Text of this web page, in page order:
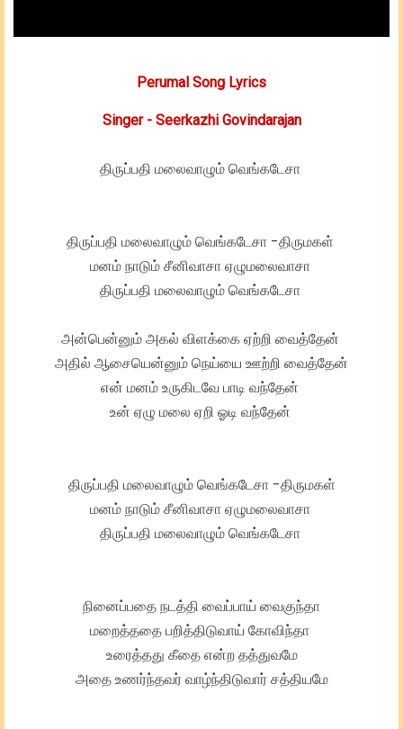
Perumal Song Lyrics
Singer - Seerkazhi Govindarajan
திருப்பதி மலைவாழும் வெங்கடேசா
திருப்பதி மலைவாழும் வெங்கடேசா -திருமகள்
மனம் நாடும் சீனிவாசா ஏழுமலைவாசா
திருப்பதி மலைவாழும் வெங்கடேசா
அன்பென்னும் அகல் விளக்கை ஏற்றி வைத்தேன்
அதில் ஆசையென்னும் நெய்யை ஊற்றி வைத்தேன்
என் மனம் உருகிடவே பாடி வந்தேன்
உன் ஏழு மலை ஏறி ஓடி வந்தேன்
திருப்பதி மலைவாழும் வெங்கடேசா -திருமகள்
மனம் நாடும் சீனிவாசா ஏழுமலைவாசா
திருப்பதி மலைவாழும் வெங்கடேசா
நினைப்பதை நடத்தி வைப்பாய் வைகுந்தா
மறைத்ததை பறித்திடுவாய் கோவிந்தா
உரைத்தது கீதை என்ற தத்துவமே
அதைஉணர்ந்தவர் வாழ்ந்திடுவார் சத்தியமே